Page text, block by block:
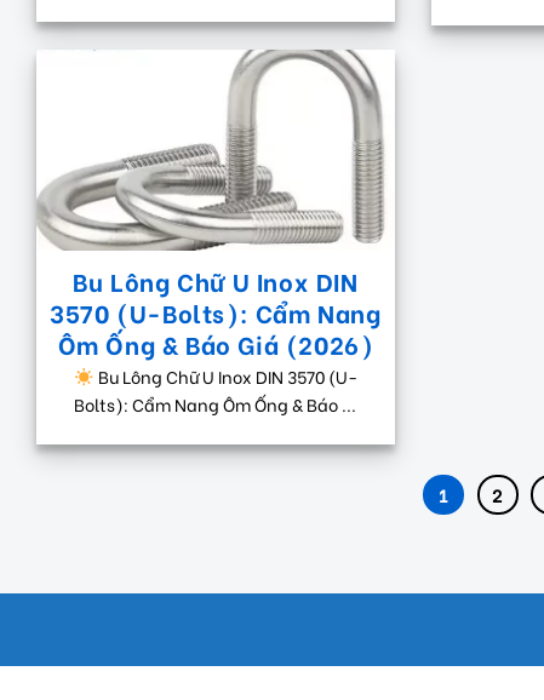
Bu Lông Chữ U Inox DIN
3570 (U-Bolts): Cẩm Nang
Ôm Ống & Báo Giá (2026)
Bu Lông Chữ U Inox DIN 3570 (U-
Bolts): Cẩm Nang Ôm Ống & Báo ...
1 2